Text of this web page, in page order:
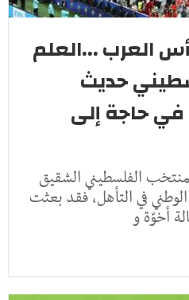
العرب ...العلم
حديث
في حاجة إلى
الفلسطيني الشقيق
في التأهل، فقد بعثت
أخوّة و